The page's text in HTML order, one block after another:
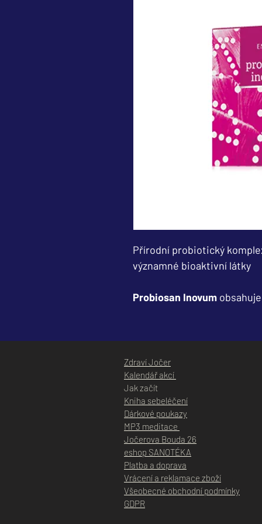
Přírodní probiotický
významné bioaktivní látky
Probiosan Inovum
Zdraví Jočer
Kalendář akcí
Jak začít
Kniha sebeléčení
Dárkové poukazy
MP3 meditace
Jočerova Bouda 26
eshop SANOTÉKA
Platba a doprava
Vrácení a reklamace zboží
Všeobecné obchodní podmínky
GDPR